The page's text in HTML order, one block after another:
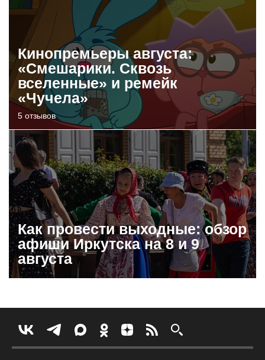
Кинопремьеры августа:
«Смешарики. Сквозь
вселенные» и ремейк
«Чучела»
5 отзывов
Как провести выходные: обзор
афиши Иркутска на 8 и 9
августа